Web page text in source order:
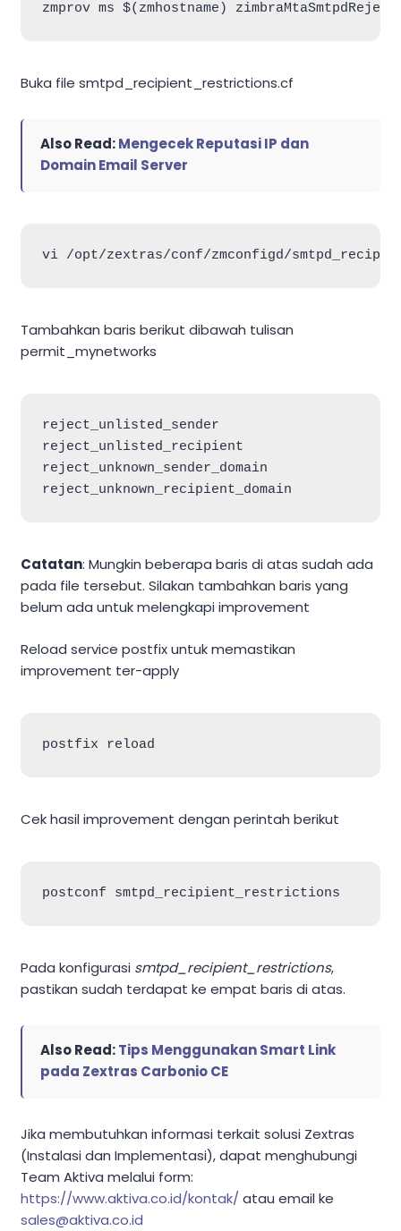
Buka file smtpd_recipient_restrictions.cf
Also Read:Mengecek Reputasi IP dan
Domain Email Server
Tambahkan baris berikut dibawah tulisan
permit_mynetworks
reject_unlisted_sender
reject_unlisted_recipient
reject_unknown_sender_domain
Catatan: Mungkin beberapa baris di atas sudah ada
pada file tersebut. Silakan tambahkan baris yang
belum ada untuk melengkapi improvement
Reload service postfix untuk memastikan
improvement ter-apply
Cek hasil improvement dengan perintah berikut
Pada konfigurasi smtpd_recipient_restrictions,
pastikan sudah terdapat ke empat baris di atas.
Also Read:Tips Menggunakan Smart Link
pada Zextras Carbonio CE
Jika membutuhkan informasi terkait solusi Zextras
(Instalasi dan Implementasi), dapat menghubungi
Team Aktiva melalui form:
https://www.aktiva.co.id/kontak/ atau email ke
sales@aktiva.co.id